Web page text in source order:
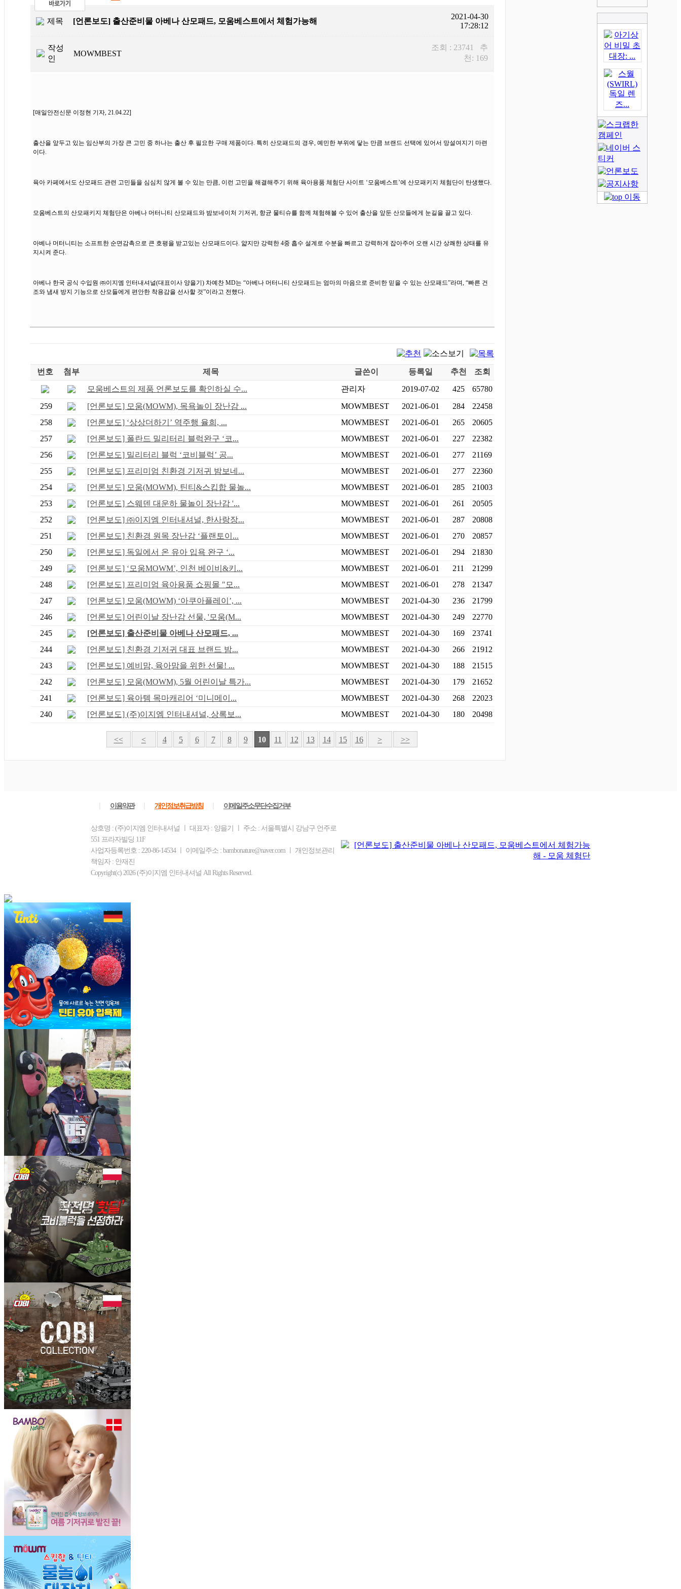
제목 [언론보도] 출산준비물 아베나 산모패드, 모움베스트에서 체험가능해
2021-04-30
17:28:12
작성
인
MOWMBEST
조회 : 23741 추
천: 169
[매일안전신문 이정현 기자, 21.04.22]
출산을 앞두고 있는 임산부의 가장 큰 고민 중 하나는 출산 후 필요한 구매 제품이다. 특히 산모패드의 경우, 예민한 부위에 닿는 만큼 브랜드 선택에 있어서 망설여지기 마련
이다.
육아 카페에서도 산모패드 관련 고민들을 심심치 않게 볼 수 있는 만큼, 이런 고민을 해결해주기 위해 육아용품 체험단 사이트 ‘모움베스트’에 산모패키지 체험단이 탄생했다.
모움베스트의 산모패키지 체험단은 아베나 머터니티 산모패드와 밤보네이처 기저귀, 항균 물티슈를 함께 체험해볼 수 있어 출산을 앞둔 산모들에게 눈길을 끌고 있다.
아베나 머터니티는 소프트한 순면감촉으로 큰 호평을 받고있는 산모패드이다. 얇지만 강력한 4중 흡수 설계로 수분을 빠르고 강력하게 잡아주어 오랜 시간 상쾌한 상태를 유
지시켜 준다.
아베나 한국 공식 수입원 ㈜이지엠 인터내셔널(대표이사 양을기) 차예찬 MD는 “아베나 머터니티 산모패드는 엄마의 마음으로 준비한 믿을 수 있는 산모패드”라며, “빠른 건
조와 냄새 방지 기능으로 산모들에게 편안한 착용감을 선사할 것”이라고 전했다.
번호 첨부 제목 글쓴이 등록일 추천
조회
모움베스트의 제품 언론보도를 확인하실 수...
관리자 2019-07-02 425
65780
259
[언론보도] 모움(MOWM), 목욕놀이 장난감 ... MOWMBEST 2021-06-01 284
22458
258
[언론보도] ‘상상더하기’ 역주행 율희, ... MOWMBEST 2021-06-01 265
20605
257
[언론보도] 폴란드 밀리터리 블럭완구 ‘코... MOWMBEST 2021-06-01 227
22382
256
[언론보도] 밀리터리 블럭 ‘코비블럭’ 공... MOWMBEST 2021-06-01 277
21169
255
[언론보도] 프리미엄 친환경 기저귀 밤보네... MOWMBEST 2021-06-01 277
22360
254
[언론보도] 모움(MOWM), 틴티&스킵합 물놀... MOWMBEST 2021-06-01 285
21003
253
[언론보도] 스웨덴 대운하 물놀이 장난감 '... MOWMBEST 2021-06-01 261
20505
252
[언론보도] ㈜이지엠 인터내셔널, 한사랑장... MOWMBEST 2021-06-01 287
20808
251
[언론보도] 친환경 원목 장난감 ‘플랜토이... MOWMBEST 2021-06-01 270
20857
250
[언론보도] 독일에서 온 유아 입욕 완구 ‘... MOWMBEST 2021-06-01 294
21830
249
[언론보도] ‘모움MOWM’, 인천 베이비&키... MOWMBEST 2021-06-01 211
21299
248
[언론보도] 프리미엄 육아용품 쇼핑몰 "모... MOWMBEST 2021-06-01 278
21347
247
[언론보도] 모움(MOWM) ‘아쿠아플레이’, ... MOWMBEST 2021-04-30 236
21799
246
[언론보도] 어린이날 장난감 선물, '모움(M... MOWMBEST 2021-04-30 249
22770
245
[언론보도] 출산준비물 아베나 산모패드, ... MOWMBEST 2021-04-30 169
23741
244
[언론보도] 친환경 기저귀 대표 브랜드 밤... MOWMBEST 2021-04-30 266
21912
243
[언론보도] 예비맘, 육아맘을 위한 선물! ... MOWMBEST 2021-04-30 188
21515
242
[언론보도] 모움(MOWM), 5월 어린이날 특가... MOWMBEST 2021-04-30 179
21652
241
[언론보도] 육아템 목마캐리어 ‘미니메이... MOWMBEST 2021-04-30 268
22023
240
[언론보도] (주)이지엠 인터내셔널, 상록보... MOWMBEST 2021-04-30 180 20498
<< < 4 5 6 7 8 9 10 11 12 13 14 15 16 > >>
이용약관 개인정보취급방침 이메일주소무단수집거부
상호명 : (주)이지엠 인터내셔널 ㅣ 대표자 : 양을기 ㅣ 주소 : 서울특별시 강남구 언주로
551 프라자빌딩 11F
사업자등록번호 : 220-86-14534 ㅣ 이메일주소 : bambonature@naver.com ㅣ 개인정보관리
책임자 : 안재진
Copyright(c) 2026 (주)이지엠 인터내셔널 All Rights Reserved.